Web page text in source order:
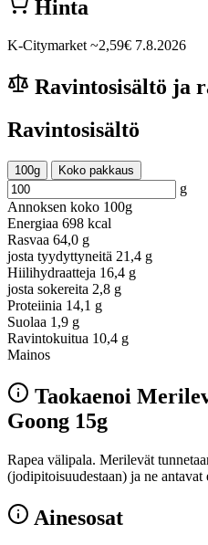
Hinta
K-Citymarket ~2,59€ 7.8.2026
Ravintosisältö ja
Ravintosisältö
100g Koko pakkaus
g
Annoksen koko 100g
Energiaa 698 kcal
Rasvaa 64,0 g
josta tyydyttyneitä 21,4 g
Hiilihydraatteja 16,4 g
josta sokereita 2,8 g
Proteiinia 14,1 g
Suolaa 1,9 g
Ravintokuitua 10,4 g
Mainos
Taokaenoi
Goong 15g
Rapea välipala. Merilevät
(jodipitoisuudestaan) ja ne antavat
Ainesosat